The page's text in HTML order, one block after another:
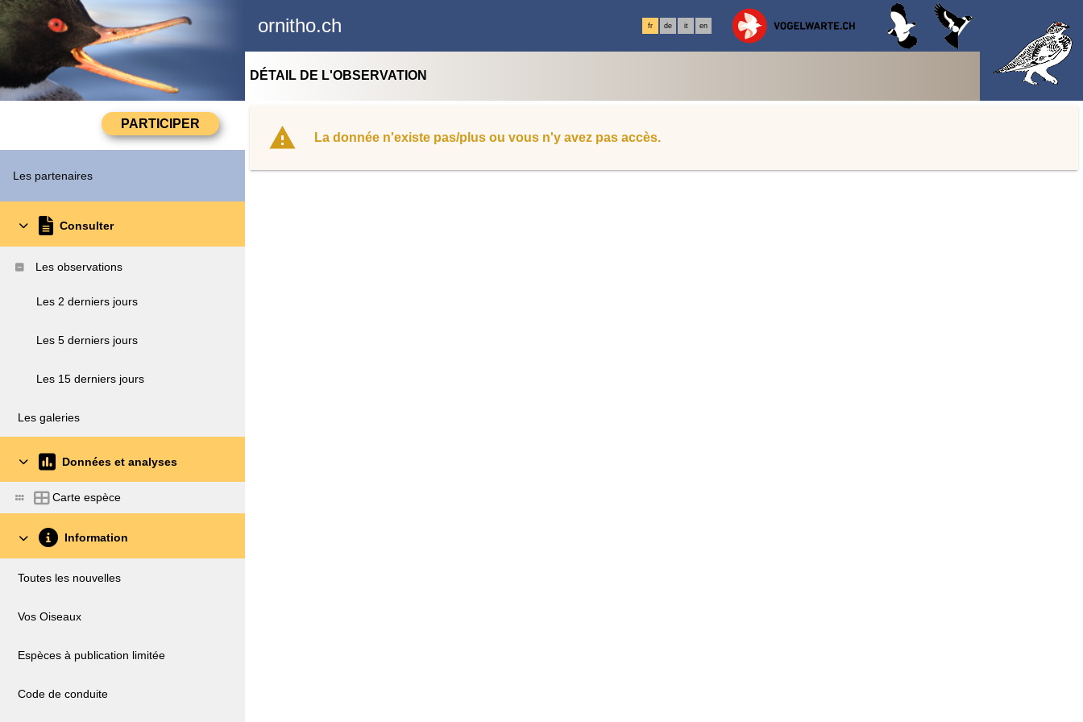
ornitho.ch fr de it en
Les partenaires
Consulter
Les observations
Les 2 derniers jours
Les 5 derniers jours
Les 15 derniers jours
Les galeries
Données et analyses
Carte espèce
Information
Toutes les nouvelles
Vos Oiseaux
Espèces à publication limitée
Code de conduite
DÉTAIL DE L'OBSERVATION
La donnée n'existe pas/plus ou vous n'y avez pas accès.